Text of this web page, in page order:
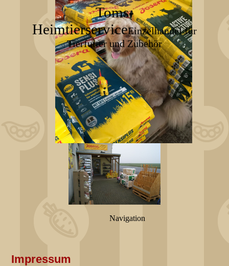
Toms-
HeimtierserviceEinzelhandel für
Tierfutter und Zubehör
Navigation
Impressum